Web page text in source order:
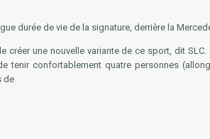
durée de vie de la signature, derrière la
une nouvelle variante de ce sport, dit
tenir confortablement quatre personnes
de